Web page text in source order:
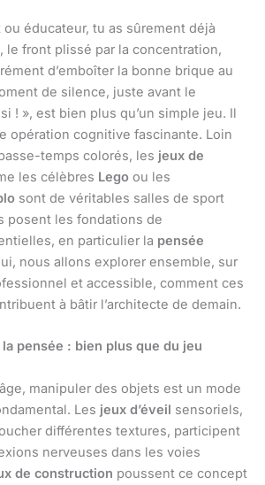
éducateur, tu as sûrement déjà
le front plissé par la concentration,
d’emboîter la bonne brique au
de silence, juste avant le
! », est bien plus qu’un simple jeu. Il
opération cognitive fascinante. Loin
temps colorés, les jeux de
les célèbres Lego ou les
sont de véritables salles de sport
posent les fondations de
en particulier la pensée
nous allons explorer ensemble, sur
et accessible, comment ces
à bâtir l’architecte de demain.
pensée : bien plus que du jeu
manipuler des objets est un mode
Les jeux d’éveil sensoriels,
différentes textures, participent
nerveuses dans les voies
de construction poussent ce concept